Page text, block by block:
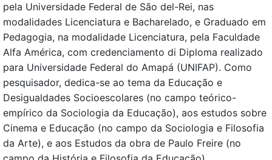
pela Universidade Federal de São del-Rei, nas
modalidades Licenciatura e Bacharelado, e Graduado em
Pedagogia, na modalidade Licenciatura, pela Faculdade
Alfa América, com credenciamento di Diploma realizado
para Universidade Federal do Amapá (UNIFAP). Como
pesquisador, dedica-se ao tema da Educação e
Desigualdades Socioescolares (no campo teórico-
empírico da Sociologia da Educação), aos estudos sobre
Cinema e Educação (no campo da Sociologia e Filosofia
da Arte), e aos Estudos da obra de Paulo Freire (no